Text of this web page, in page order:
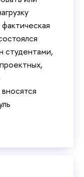
студентами,